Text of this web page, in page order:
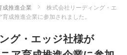
成推進企業
株式会社リーディング・エ
成推進企業に参加されました。
グ・エッジ社様が